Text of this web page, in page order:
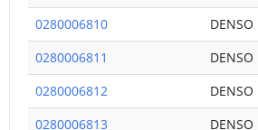
0280006810
DENSO
0280006811
DENSO
0280006812
DENSO
0280006813
DENSO